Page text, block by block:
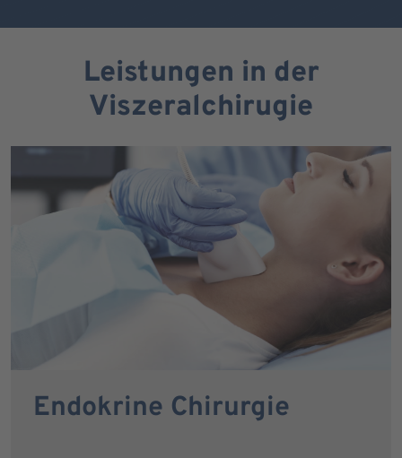
Leistungen in der
Viszeralchirugie
Endokrine Chirurgie